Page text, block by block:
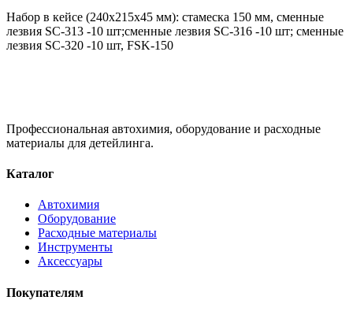
Набор в кейсе (240х215х45 мм): стамеска 150 мм, сменные
лезвия SC-313 -10 шт;сменные лезвия SC-316 -10 шт; сменные
лезвия SC-320 -10 шт, FSK-150
Профессиональная автохимия, оборудование и расходные
материалы для детейлинга.
Каталог
Автохимия
Оборудование
Расходные материалы
Инструменты
Аксессуары
Покупателям